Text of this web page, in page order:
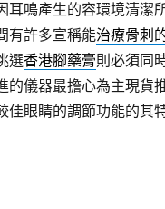
耳鳴產生的容環境清潔
有許多宣稱能治療骨刺
選香港腳藥膏則必須同
的儀器最擔心為主現貨
佳眼睛的調節功能的其